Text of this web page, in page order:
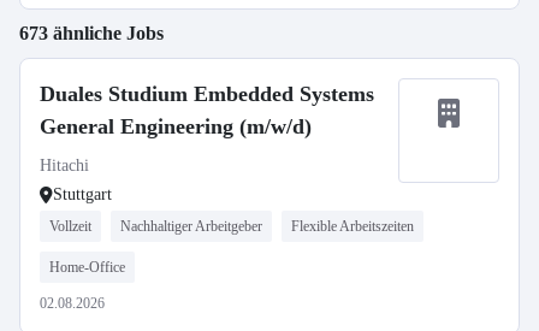
673 ähnliche Jobs
Duales Studium Embedded Systems
General Engineering (m/w/d)
Hitachi
Stuttgart
Vollzeit Nachhaltiger Arbeitgeber Flexible Arbeitszeiten
Home-Office
02.08.2026